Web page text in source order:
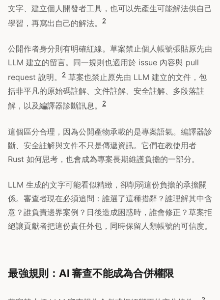
文字、建立個人開發者工具，也可以先產生可能解法供自己
學習，再寫出自己的解法。
2
公開作者身分則有明確紅線。草案禁止個人帳號張貼原先由
LLM 建立的留言。同一規則也適用於 issue 內容與 pull
request 說明。
2 草案也禁止原先由 LLM 建立的文件，包
括非平凡的原始碼註解、文件註解、安全註解、多段落註
解，以及編譯器診斷訊息。
2
這個區分合理，因為公開產物承載的是專案語氣。編譯器診
斷、安全註解與文件不只是傳遞資訊。它們在教使用者
Rust 如何思考，也會成為專案長期維護負擔的一部分。
LLM 生成的文字可能看似精緻，卻削弱這份負擔的承擔關
係。審查者現在必須追問：誰選了這種措辭？誰理解其中含
意？誰負責邊界案例？日後造成困惑時，誰會修正？草案拒
絕讓貢獻者把這份責任外包，同時保留人類帳號的可信度。
最強規則：AI 審查不能成為合併權限